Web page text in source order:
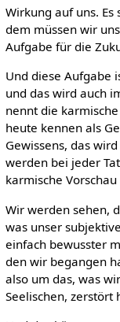
Wirkung auf uns.
dem müssen wir
Aufgabe für die
Und diese Aufgabe
und das wird auch
nennt die
heute kennen als
Gewissens, das
werden bei jeder
karmische
Wir werden sehen,
was unser
einfach bewusster
den wir begangen
also um das, was
Seelischen, zerstört